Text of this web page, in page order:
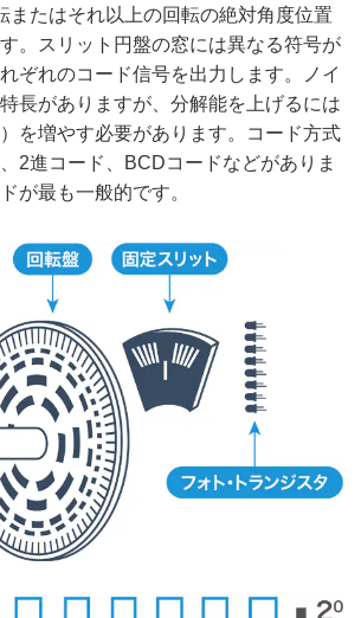
またはそれ以上の回転の絶対角度位置
。スリット円盤の窓には異なる符号が
ぞれのコード信号を出力します。ノイ
長がありますが、分解能を上げるには
を増やす必要があります。コード方式
2進コード、BCDコードなどがありま
が最も一般的です。